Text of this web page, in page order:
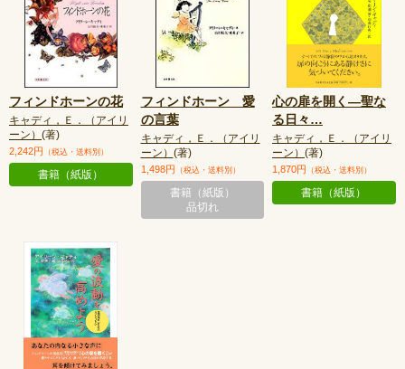
フィンドホーンの花
キャディ，Ｅ．（アイリ
ーン） (著)
2,242円 （税込・送料別）
書籍（紙版）
フィンドホーン 愛
の言葉
キャディ，Ｅ．（アイリ
ーン） (著)
1,498円 （税込・送料別）
書籍（紙版）
品切れ
心の扉を開く—聖な
る日々…
キャディ，Ｅ．（アイリ
ーン） (著)
1,870円 （税込・送料別）
書籍（紙版）